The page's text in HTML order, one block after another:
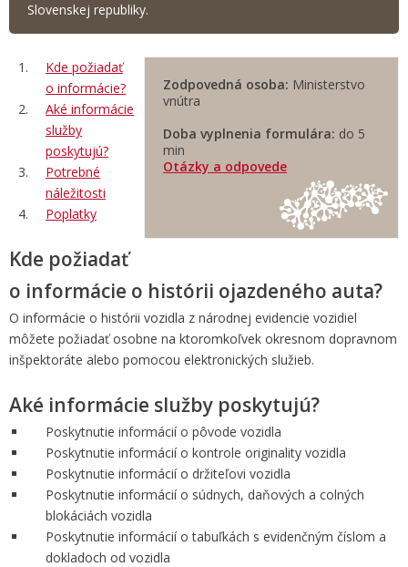
Slovenskej republiky.
Zodpovedná osoba: Ministerstvo
vnútra
Doba vyplnenia formulára: do 5
min
Otázky a odpovede
Kde požiadať
o informácie?
Aké informácie
služby
poskytujú?
Potrebné
náležitosti
Poplatky
Kde požiadať
o informácie o histórii ojazdeného auta?
O informácie o histórii vozidla z národnej evidencie vozidiel
môžete požiadať osobne na ktoromkoľvek okresnom dopravnom
inšpektoráte alebo pomocou elektronických služieb.
Aké informácie služby poskytujú?
Poskytnutie informácií o pôvode vozidla
Poskytnutie informácií o kontrole originality vozidla
Poskytnutie informácií o držiteľovi vozidla
Poskytnutie informácií o súdnych, daňových a colných
blokáciách vozidla
Poskytnutie informácií o tabuľkách s evidenčným číslom a
dokladoch od vozidla